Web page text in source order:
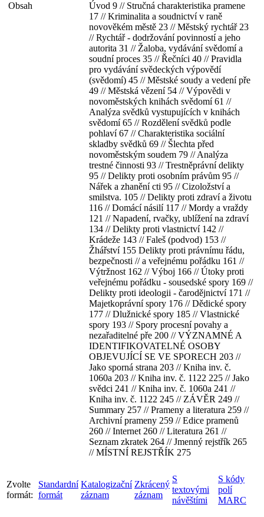
Obsah
Úvod 9 // Stručná charakteristika pramene
17 // Kriminalita a soudnictví v raně
novověkém městě 23 // Městský rychtář 23
// Rychtář - dodržování povinností a jeho
autorita 31 // Žaloba, vydávání svědomí a
soudní proces 35 // Řečníci 40 // Pravidla
pro vydávání svědeckých výpovědí
(svědomí) 45 // Městské soudy a vedení pře
49 // Městská vězení 54 // Výpovědi v
novoměstských knihách svědomí 61 //
Analýza svědků vystupujících v knihách
svědomí 65 // Rozdělení svědků podle
pohlaví 67 // Charakteristika sociální
skladby svědků 69 // Šlechta před
novoměstským soudem 79 // Analýza
trestné činnosti 93 // Trestněprávní delikty
95 // Delikty proti osobním právům 95 //
Nářek a zhanění cti 95 // Cizoložství a
smilstva. 105 // Delikty proti zdraví a životu
116 // Domácí násilí 117 // Mordy a vraždy
121 // Napadení, rvačky, ublížení na zdraví
134 // Delikty proti vlastnictví 142 //
Krádeže 143 // Faleš (podvod) 153 //
Žhářství 155 Delikty proti právnímu řádu,
bezpečnosti // a veřejnému pořádku 161 //
Výtržnost 162 // Výboj 166 // Útoky proti
veřejnému pořádku - sousedské spory 169 //
Delikty proti ideologii - čarodějnictví 171 //
Majetkoprávní spory 176 // Dědické spory
177 // Dlužnické spory 185 // Vlastnické
spory 193 // Spory procesní povahy a
nezařaditelné pře 200 // VÝZNAMNÉ A
IDENTIFIKOVATELNÉ OSOBY
OBJEVUJÍCÍ SE VE SPORECH 203 //
Jako sporná strana 203 // Kniha inv. č.
1060a 203 // Kniha inv. č. 1122 225 // Jako
svědci 241 // Kniha inv. č. 1060a 241 //
Kniha inv. č. 1122 245 // ZÁVĚR 249 //
Summary 257 // Prameny a literatura 259 //
Archivní prameny 259 // Edice pramenů
260 // Internet 260 // Literatura 261 //
Seznam zkratek 264 // Jmenný rejstřík 265
// MÍSTNÍ REJSTŘÍK 275
Zvolte
formát:
Standardní
formát
Katalogizační
záznam
Zkrácený
záznam
S
textovými
návěštími
S kódy
polí
MARC